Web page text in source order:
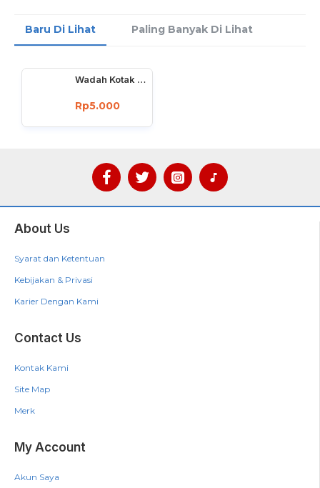
Baru Di Lihat Paling Banyak Di Lihat
Wadah Kotak Penyimpanan Pintu Kulkas Bahan PP Transparan
Rp5.000
About Us
Syarat dan Ketentuan
Kebijakan & Privasi
Karier Dengan Kami
Contact Us
Kontak Kami
Site Map
Merk
My Account
Akun Saya